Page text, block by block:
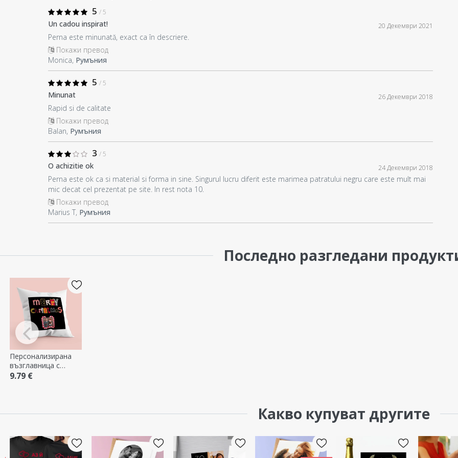
5 / 5
Un cadou inspirat! 20 Декември 2021
Perna este minunată, exact ca în descriere.
Покажи превод
Monica, Румъния
5 / 5
Minunat 26 Декември 2018
Rapid si de calitate
Покажи превод
Balan, Румъния
3 / 5
O achizitie ok 24 Декември 2018
Perna este ok ca si material si forma in sine. Singurul lucru diferit este marimea patratului negru care este mult mai
mic decat cel prezentat pe site. In rest nota 10.
Покажи превод
Marius T, Румъния
Последно разгледани
Персонализирана
възглавница с
фотография -
9.79 €
Какво купуват другите